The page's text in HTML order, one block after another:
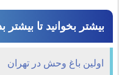
بیشتر بخوانید تا بیشتر
اولین باغ وحش در تهران